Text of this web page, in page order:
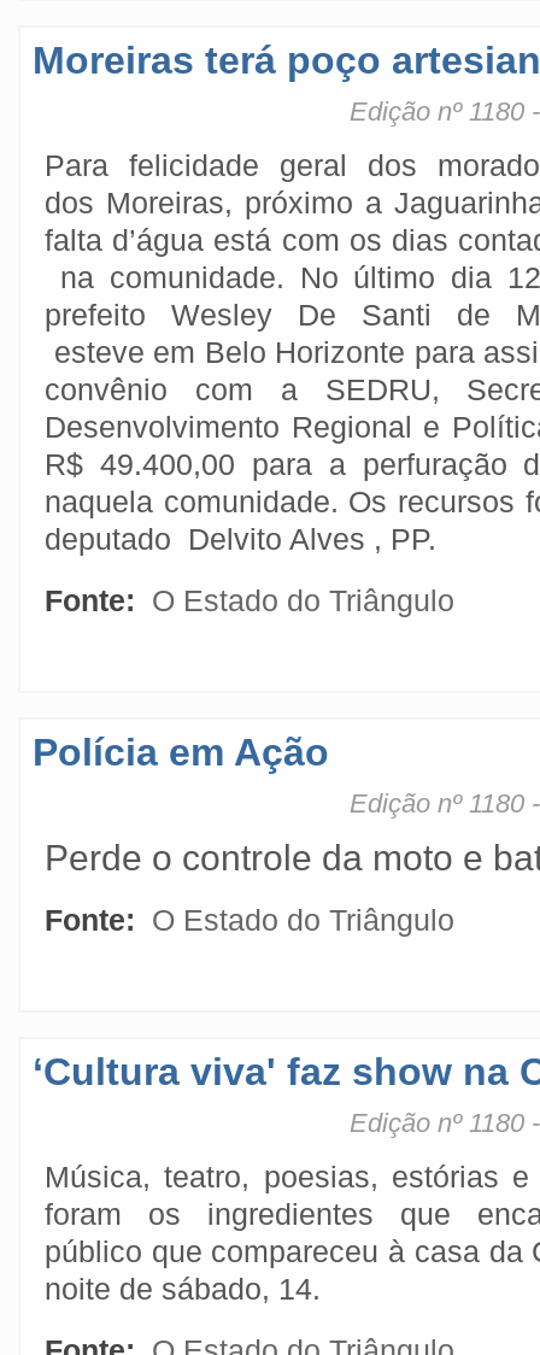
Moreiras terá poço
Edição nº 1180
Para felicidade geral dos
dos Moreiras, próximo a
falta d’água está com os dias
na comunidade. No último dia
prefeito Wesley De Santi de
esteve em Belo Horizonte para
convênio com a SEDRU,
Desenvolvimento Regional e
R$ 49.400,00 para a perfuração
naquela comunidade. Os recursos
deputado Delvito Alves , PP.
Fonte:
O Estado do Triângulo
Polícia em Ação
Edição nº 1180
Perde o controle da moto e
Fonte: O Estado do Triângulo
‘Cultura viva' faz show na
Edição nº 1180
Música, teatro, poesias, estórias
foram os ingredientes que
público que compareceu à casa da
noite de sábado, 14.